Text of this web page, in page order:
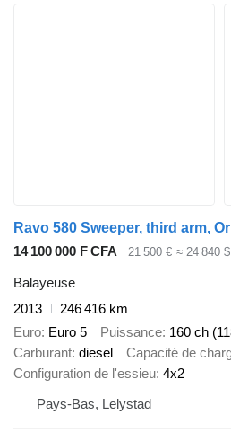
Ravo 580 Sweeper, third arm,
14 100 000 F CFA
21 500 € ≈ 24 840
Balayeuse
2013
246 416 km
Euro Euro 5 Puissance 160 ch
Carburant diesel Capacité de
Configuration de l'essieu 4x2
Pays-Bas, Lelystad